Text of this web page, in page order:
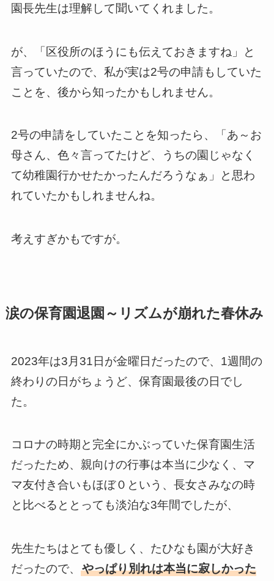
園長先生は理解して聞いてくれました。
が、「区役所のほうにも伝えておきますね」と
言っていたので、私が実は2号の申請もしていた
ことを、後から知ったかもしれません。
2号の申請をしていたことを知ったら、「あ～お
母さん、色々言ってたけど、うちの園じゃなく
て幼稚園行かせたかったんだろうなぁ」と思わ
れていたかもしれませんね。
考えすぎかもですが。
涙の保育園退園～リズムが崩れた春休み
2023年は3月31日が金曜日だったので、1週間の
終わりの日がちょうど、保育園最後の日でし
た。
コロナの時期と完全にかぶっていた保育園生活
だったため、親向けの行事は本当に少なく、マ
マ友付き合いもほぼ０という、長女さみなの時
と比べるととっても淡泊な3年間でしたが、
先生たちはとても優しく、たひなも園が大好き
だったので、 やっぱり別れは本当に寂しかった